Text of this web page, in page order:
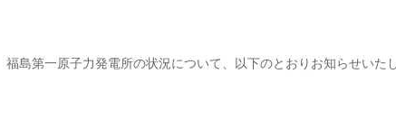
福島第一原子力発電所の状況について、以下のとおりお知らせいたし